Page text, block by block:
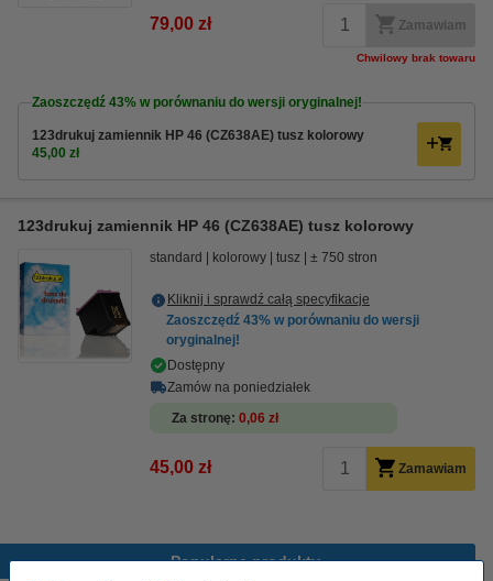
79,00 zł Zamawiam
Chwilowy brak towaru
Zaoszczędź 43% w porównaniu do wersji oryginalnej!
123drukuj zamiennik HP 46 (CZ638AE) tusz kolorowy
45,00 zł
123drukuj zamiennik HP 46 (CZ638AE) tusz kolorowy
standard kolorowy tusz ± 750 stron
Kliknij i sprawdź całą specyfikacje
Zaoszczędź 43% w porównaniu do wersji
oryginalnej!
Dostępny
Zamów na poniedziałek
Za stronę 0,06 zł
45,00 zł Zamawiam
Popularne produkty